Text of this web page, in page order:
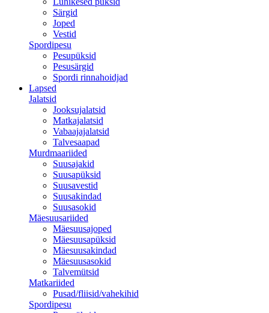
Särgid
Joped
Vestid
Spordipesu
Pesupüksid
Pesusärgid
Spordi rinnahoidjad
Lapsed
Jalatsid
Jooksujalatsid
Matkajalatsid
Vabaajajalatsid
Talvesaapad
Murdmaariided
Suusajakid
Suusapüksid
Suusavestid
Suusakindad
Suusasokid
Mäesuusariided
Mäesuusajoped
Mäesuusapüksid
Mäesuusakindad
Mäesuusasokid
Talvemütsid
Matkariided
Pusad/fliisid/vahekihid
Spordipesu